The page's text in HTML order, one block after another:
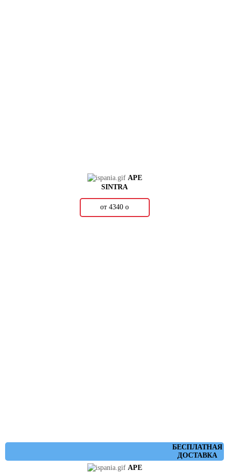
APE
SINTRA
от 4340 о
БЕСПЛАТНАЯ
ДОСТАВКА
APE